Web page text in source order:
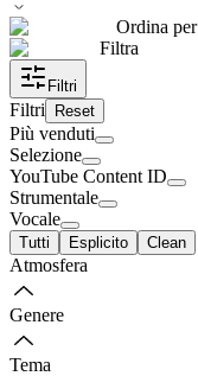
Ordina per
Filtra
Filtri
Filtri Reset
Più venduti
Selezione
YouTube Content ID
Strumentale
Vocale
Tutti Esplicito Clean
Atmosfera
Genere
Tema